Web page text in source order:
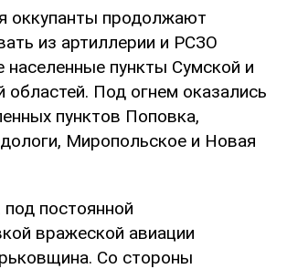
оккупанты продолжают
из артиллерии и РСЗО
населенные пункты Сумской и
областей. Под огнем оказались
пунктов Поповка,
Миропольское и Новая
постоянной
вражеской авиации
Со стороны